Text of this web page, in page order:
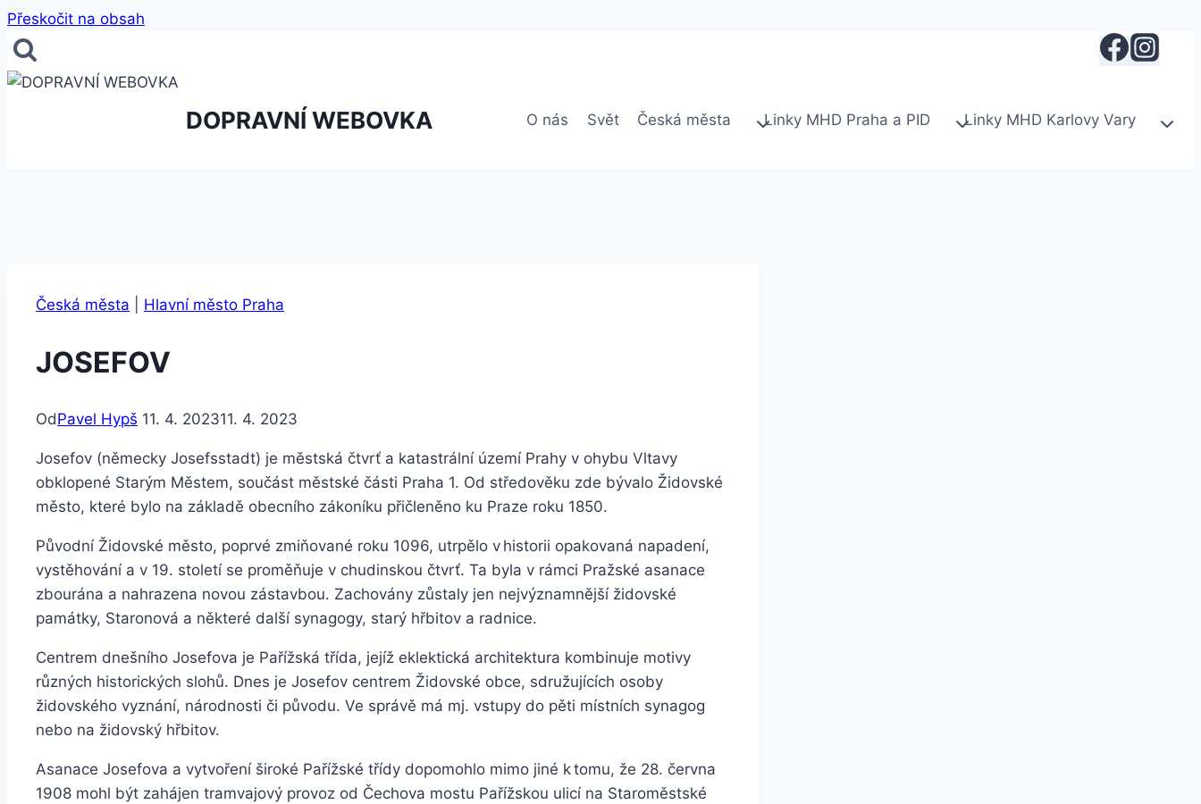
Přeskočit na obsah
DOPRAVNÍ WEBOVKA O nás Svět Česká města Linky MHD Praha a PID Linky MHD Karlovy Vary
Česká města Hlavní město Praha
JOSEFOV
OdPavel Hypš 11. 4. 202311. 4. 2023
Josefov (německy Josefsstadt) je městská čtvrť a katastrální území Prahy v ohybu Vltavy
obklopené Starým Městem, součást městské části Praha 1. Od středověku zde bývalo Židovské
město, které bylo na základě obecního zákoníku přičleněno ku Praze roku 1850.
Původní Židovské město, poprvé zmiňované roku 1096, utrpělo v historii opakovaná napadení,
vystěhování a v 19. století se proměňuje v chudinskou čtvrť. Ta byla v rámci Pražské asanace
zbourána a nahrazena novou zástavbou. Zachovány zůstaly jen nejvýznamnější židovské
památky, Staronová a některé další synagogy, starý hřbitov a radnice.
Centrem dnešního Josefova je Pařížská třída, jejíž eklektická architektura kombinuje motivy
různých historických slohů. Dnes je Josefov centrem Židovské obce, sdružujících osoby
židovského vyznání, národnosti či původu. Ve správě má mj. vstupy do pěti místních synagog
nebo na židovský hřbitov.
Asanace Josefova a vytvoření široké Pařížské třídy dopomohlo mimo jiné k tomu, že 28. června
1908 mohl být zahájen tramvajový provoz od Čechova mostu Pařížskou ulicí na Staroměstské